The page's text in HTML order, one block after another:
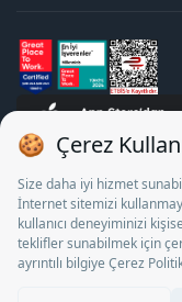
STJ İnsan
Bürosu Olarak
faaliyette
18/04/2025 tarih
belge ile